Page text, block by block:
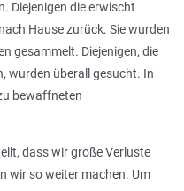
Diejenigen die erwischt
Hause zurück. Sie wurden
gesammelt. Diejenigen, die
wurden überall gesucht. In
bewaffneten
dass wir große Verluste
wir so weiter machen. Um